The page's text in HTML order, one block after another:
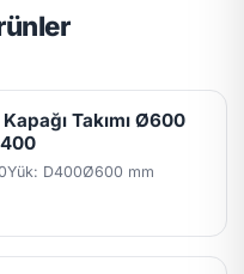
Takımı Ø600
Yük: D400Ø600 mm